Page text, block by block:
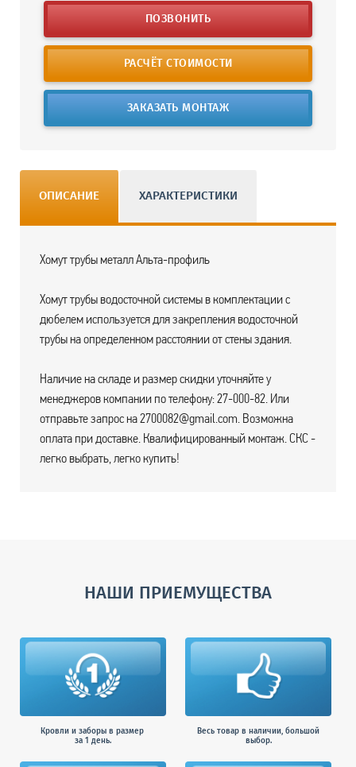
ПОЗВОНИТЬ
РАСЧЁТ СТОИМОСТИ
ЗАКАЗАТЬ МОНТАЖ
ОПИСАНИЕ ХАРАКТЕРИСТИКИ
Хомут трубы металл Альта-профиль
Хомут трубы водосточной системы в комплектации с
дюбелем используется для закрепления водосточной
трубы на определенном расстоянии от стены здания.
Наличие на складе и размер скидки уточняйте у
менеджеров компании по телефону: 27-000-82. Или
отправьте запрос на 2700082@gmail.com. Возможна
оплата при доставке. Квалифицированный монтаж. СКС -
легко выбрать, легко купить!
НАШИ ПРИЕМУЩЕСТВА
Кровли и заборы в размер
за 1 день.
Весь товар в наличии, большой
выбор.